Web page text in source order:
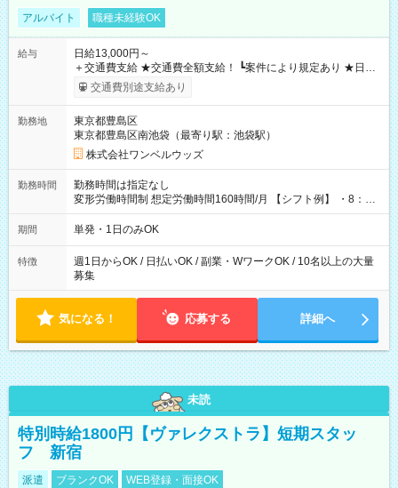
アルバイト 職種未経験OK
給与
日給13,000円～
＋交通費支給 ★交通費全額支給！ ┗案件により規定あり ★日払
いOK！（規定あり） ┗働いたその日に現金GET♪ お仕事後はコ
ンビニATMから 日払い分を引き落とせます！ 【試用期間】試
交通費別途支給あり
勤務地
東京都豊島区
東京都豊島区南池袋（最寄り駅：池袋駅）
株式会社ワンベルウッズ
勤務時間
勤務時間は指定なし
変形労働時間制 想定労働時間160時間/月 【シフト例】 ・8：00
～21：00
期間 単発・1日のみOK
特徴
週1日からOK / 日払いOK / 副業・WワークOK / 10名以上の大量
募集
気になる！ 応募する 詳細へ
未読
特別時給1800円【ヴァレクストラ】短期スタッ
フ 新宿
派遣 ブランクOK WEB登録・面接OK